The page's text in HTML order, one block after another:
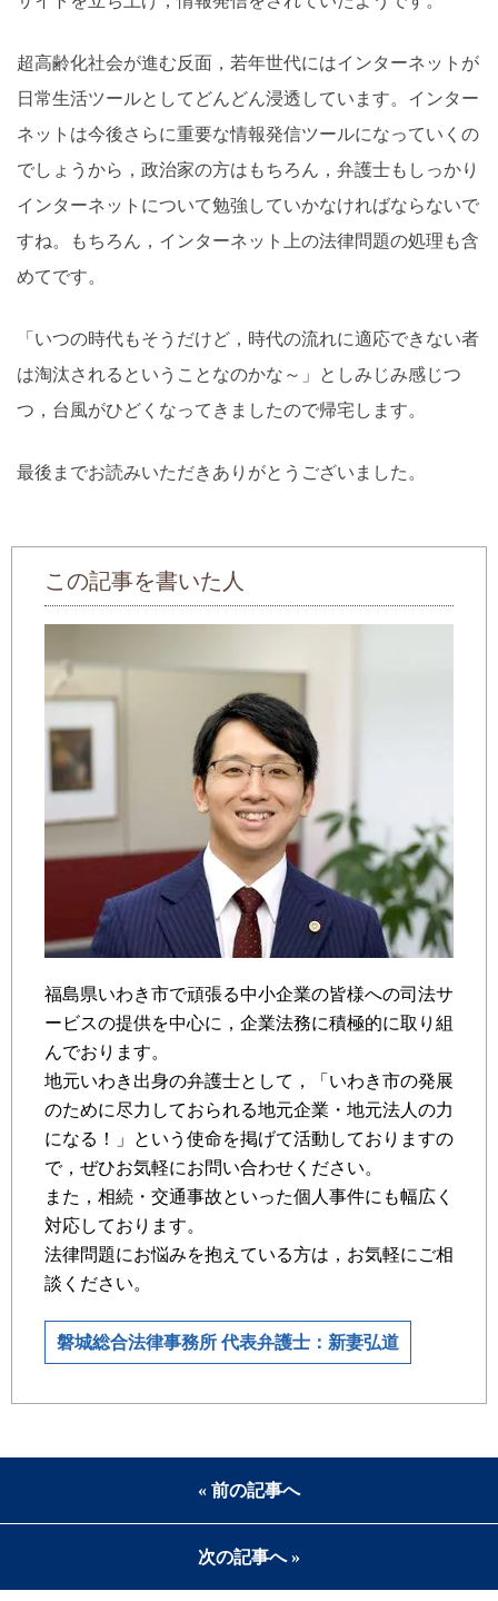
超高齢化社会が進む反面，若年世代にはインターネットが
日常生活ツールとしてどんどん浸透しています。インター
ネットは今後さらに重要な情報発信ツールになっていくの
でしょうから，政治家の方はもちろん，弁護士もしっかり
インターネットについて勉強していかなければならないで
すね。もちろん，インターネット上の法律問題の処理も含
めてです。
「いつの時代もそうだけど，時代の流れに適応できない者
は淘汰されるということなのかな～」としみじみ感じつ
つ，台風がひどくなってきましたので帰宅します。
最後までお読みいただきありがとうございました。
この記事を書いた人
福島県いわき市で頑張る中小企業の皆様への司法サ
ービスの提供を中心に，企業法務に積極的に取り組
んでおります。
地元いわき出身の弁護士として，「いわき市の発展
のために尽力しておられる地元企業・地元法人の力
になる！」という使命を掲げて活動しておりますの
で，ぜひお気軽にお問い合わせください。
また，相続・交通事故といった個人事件にも幅広く
対応しております。
法律問題にお悩みを抱えている方は，お気軽にご相
談ください。
磐城総合法律事務所 代表弁護士：新妻弘道
« 前の記事へ
次の記事へ »